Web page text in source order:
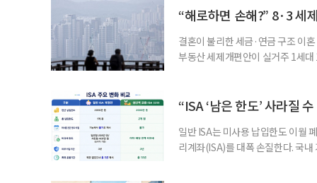
“해로하면 손해?” 8·3 세
결혼이 불리한 세금·연금 구조 이
부동산 세제개편안이 실거주 1세
부가 각자 집 한 채씩을 보유하면
“ISA ‘남은 한도’ 사라질
일반 ISA는 미사용 납입한도 이월
리계좌(ISA)를 대폭 손질한다. 국